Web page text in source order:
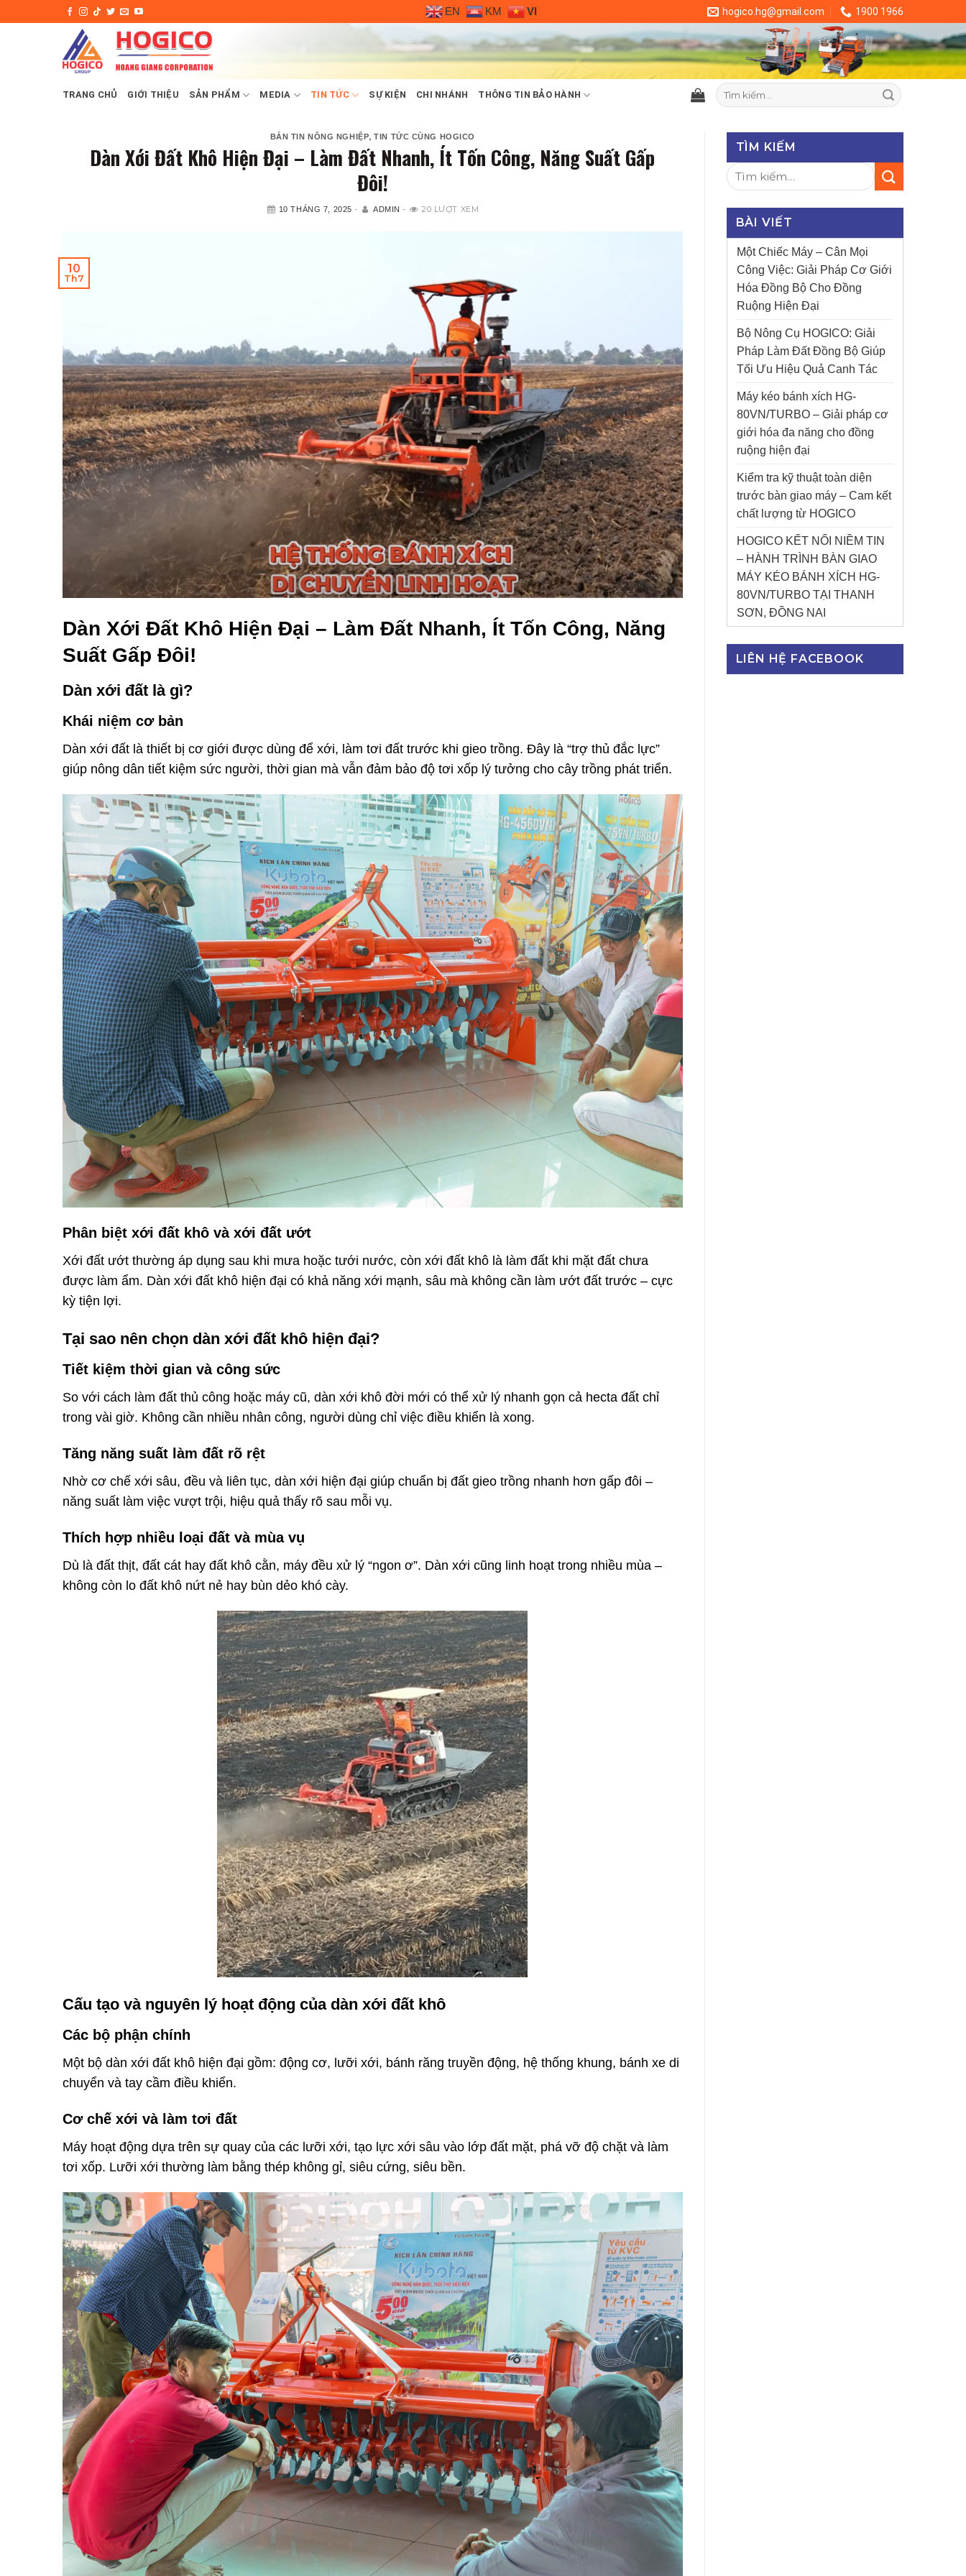
to
EN KM VI hogico.hg@gmail.com 1900 1966
TRANG CHỦ GIỚI THIỆU SẢN PHẨM MEDIA TIN TỨC SỰ KIỆN CHI NHÁNH THÔNG TIN BẢO HÀNH
Tìm
kiếm:
BẢN TIN NÔNG NGHIỆP,TIN TỨC CÙNG HOGICO
Dàn Xới Đất Khô Hiện Đại – Làm Đất Nhanh, Ít Tốn Công, Năng Suất Gấp
Đôi!
10 THÁNG 7, 2025 - ADMIN - 20 LƯỢT XEM
10
Th7
Dàn Xới Đất Khô Hiện Đại – Làm Đất Nhanh, Ít Tốn Công, Năng
Suất Gấp Đôi!
Dàn xới đất là gì?
Khái niệm cơ bản
Dàn xới đất là thiết bị cơ giới được dùng để xới, làm tơi đất trước khi gieo trồng. Đây là “trợ thủ đắc lực”
giúp nông dân tiết kiệm sức người, thời gian mà vẫn đảm bảo độ tơi xốp lý tưởng cho cây trồng phát triển.
Phân biệt xới đất khô và xới đất ướt
Xới đất ướt thường áp dụng sau khi mưa hoặc tưới nước, còn xới đất khô là làm đất khi mặt đất chưa
được làm ẩm. Dàn xới đất khô hiện đại có khả năng xới mạnh, sâu mà không cần làm ướt đất trước – cực
kỳ tiện lợi.
Tại sao nên chọn dàn xới đất khô hiện đại?
Tiết kiệm thời gian và công sức
So với cách làm đất thủ công hoặc máy cũ, dàn xới khô đời mới có thể xử lý nhanh gọn cả hecta đất chỉ
trong vài giờ. Không cần nhiều nhân công, người dùng chỉ việc điều khiển là xong.
Tăng năng suất làm đất rõ rệt
Nhờ cơ chế xới sâu, đều và liên tục, dàn xới hiện đại giúp chuẩn bị đất gieo trồng nhanh hơn gấp đôi –
năng suất làm việc vượt trội, hiệu quả thấy rõ sau mỗi vụ.
Thích hợp nhiều loại đất và mùa vụ
Dù là đất thịt, đất cát hay đất khô cằn, máy đều xử lý “ngon ơ”. Dàn xới cũng linh hoạt trong nhiều mùa –
không còn lo đất khô nứt nẻ hay bùn dẻo khó cày.
Cấu tạo và nguyên lý hoạt động của dàn xới đất khô
Các bộ phận chính
Một bộ dàn xới đất khô hiện đại gồm: động cơ, lưỡi xới, bánh răng truyền động, hệ thống khung, bánh xe di
chuyển và tay cầm điều khiển.
Cơ chế xới và làm tơi đất
Máy hoạt động dựa trên sự quay của các lưỡi xới, tạo lực xới sâu vào lớp đất mặt, phá vỡ độ chặt và làm
tơi xốp. Lưỡi xới thường làm bằng thép không gỉ, siêu cứng, siêu bền.
TÌM KIẾM
BÀI VIẾT
Một Chiếc Máy – Cân Mọi
Công Việc: Giải Pháp Cơ Giới
Hóa Đồng Bộ Cho Đồng
Ruộng Hiện Đại
Bộ Nông Cụ HOGICO: Giải
Pháp Làm Đất Đồng Bộ Giúp
Tối Ưu Hiệu Quả Canh Tác
Máy kéo bánh xích HG-
80VN/TURBO – Giải pháp cơ
giới hóa đa năng cho đồng
ruộng hiện đại
Kiểm tra kỹ thuật toàn diện
trước bàn giao máy – Cam kết
chất lượng từ HOGICO
HOGICO KẾT NỐI NIỀM TIN
– HÀNH TRÌNH BÀN GIAO
MÁY KÉO BÁNH XÍCH HG-
80VN/TURBO TẠI THANH
SƠN, ĐỒNG NAI
LIÊN HỆ FACEBOOK